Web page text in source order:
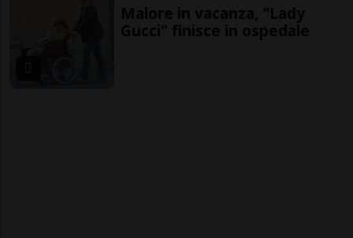
Malore in vacanza, "Lady
Gucci" finisce in ospedale